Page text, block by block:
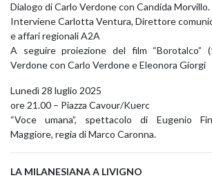
Dialogo di Carlo Verdone con Candida Morvillo.
Interviene Carlotta Ventura, Direttore
e affari regionali A2A
A seguire proiezione del film “Borotalco”
Verdone con Carlo Verdone e Eleonora Giorgi
Lunedì 28 luglio 2025
ore 21.00 – Piazza Cavour/Kuerc
“Voce umana”, spettacolo di Eugenio
Maggiore, regia di Marco Caronna.
LA MILANESIANA A LIVIGNO